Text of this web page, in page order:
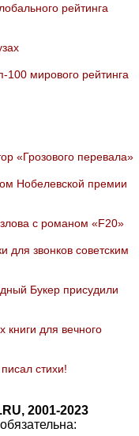
рейтинга
100 мирового рейтинга
«Грозового перевала»
Нобелевской премии
с романом «F20»
для звонков советским
Букер присудили
книги для вечного
стихи!
2001-2023